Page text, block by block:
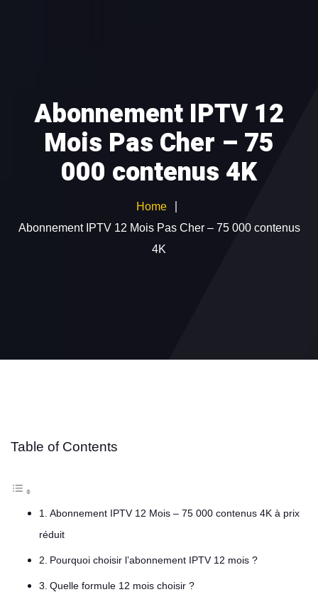
GUIDE D’INSTALLATION
Devenir Revendeur IPTV
Abonnement IPTV 12
Mois Pas Cher – 75
000 contenus 4K
Home
Abonnement IPTV 12 Mois Pas Cher – 75 000 contenus
4K
Table of Contents
Abonnement IPTV 12 Mois – 75 000 contenus 4K à prix
réduit
Pourquoi choisir l’abonnement IPTV 12 mois ?
Quelle formule 12 mois choisir ?